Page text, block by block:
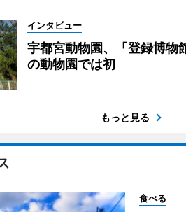
インタビュー
宇都宮動物園、「登録博
の動物園では初
もっと見る
食べる